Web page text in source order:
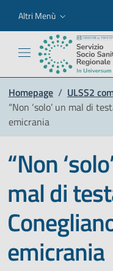
Altri Menù
Homepage / ULSS2
“Non ‘solo’ un mal di
emicrania
“Non
mal di
emicrania